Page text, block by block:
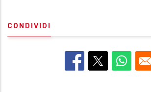
CONDIVIDI